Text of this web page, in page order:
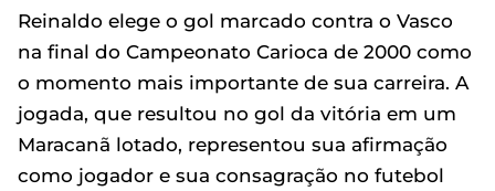
Reinaldo elege o gol marcado contra o Vasco
na final do Campeonato Carioca de 2000 como
o momento mais importante de sua carreira. A
jogada, que resultou no gol da vitória em um
Maracanã lotado, representou sua afirmação
como jogador e sua consagração no futebol